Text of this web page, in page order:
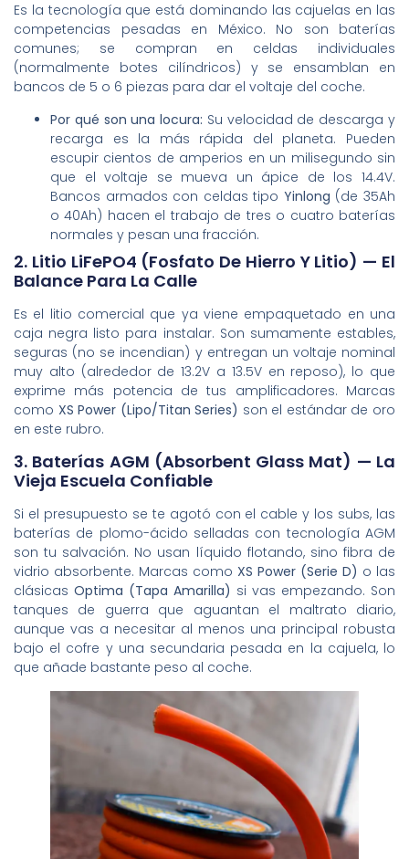
Es la tecnología que está dominando las cajuelas en las
competencias pesadas en México. No son baterías
comunes; se compran en celdas individuales
(normalmente botes cilíndricos) y se ensamblan en
bancos de 5 o 6 piezas para dar el voltaje del coche.
Por qué son una locura: Su velocidad de descarga y
recarga es la más rápida del planeta. Pueden
escupir cientos de amperios en un milisegundo sin
que el voltaje se mueva un ápice de los 14.4V.
Bancos armados con celdas tipo Yinlong (de 35Ah
o 40Ah) hacen el trabajo de tres o cuatro baterías
normales y pesan una fracción.
2. Litio LiFePO4 (Fosfato De Hierro Y Litio) — El
Balance Para La Calle
Es el litio comercial que ya viene empaquetado en una
caja negra listo para instalar. Son sumamente estables,
seguras (no se incendian) y entregan un voltaje nominal
muy alto (alrededor de 13.2V a 13.5V en reposo), lo que
exprime más potencia de tus amplificadores. Marcas
como XS Power (Lipo/Titan Series) son el estándar de oro
en este rubro.
3. Baterías AGM (Absorbent Glass Mat) — La
Vieja Escuela Confiable
Si el presupuesto se te agotó con el cable y los subs, las
baterías de plomo-ácido selladas con tecnología AGM
son tu salvación. No usan líquido flotando, sino fibra de
vidrio absorbente. Marcas como XS Power (Serie D) o las
clásicas Optima (Tapa Amarilla) si vas empezando. Son
tanques de guerra que aguantan el maltrato diario,
aunque vas a necesitar al menos una principal robusta
bajo el cofre y una secundaria pesada en la cajuela, lo
que añade bastante peso al coche.